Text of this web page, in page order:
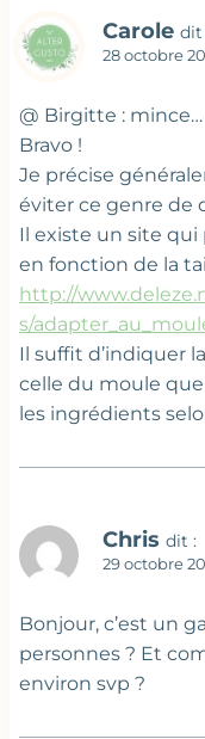
Carole dit
28 octobre
@ Birgitte :
Bravo !
Je précise
éviter ce genre de
Il existe un site qui
en fonction de la
http://
s/
Il suffit d’indiquer
celle du moule
les ingrédients
Chris dit :
29 octobre
Bonjour, c’est un
personnes ? Et
environ svp ?